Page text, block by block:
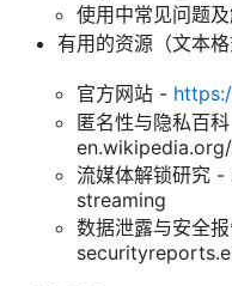
使用中常见问题
有用的资源（文本格
官方网站 -
匿名性与隐私百
流媒体解锁研究
streaming
数据泄露与安全